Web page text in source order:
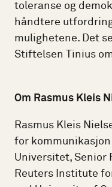
toleranse og
håndtere
mulighetene. Det
Stiftelsen Tinius
Om Rasmus Kleis
Rasmus Kleis
for
Universitet, Senior
Reuters Institute